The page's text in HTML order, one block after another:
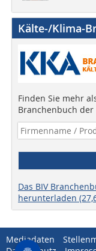
Kälte-/Klima-
Finden Sie mehr
Branchenbuch
Das BIV
herunterladen
Mediadaten